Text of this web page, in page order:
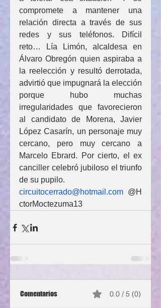
compromete a mantener una
relación directa a través de sus
redes y sus teléfonos. Difícil
reto… Lía Limón, alcaldesa en
Álvaro Obregón quien aspiraba a
la reelección y resultó derrotada,
advirtió que impugnará la elección
porque hubo muchas
irregularidades que favorecieron
al candidato de Morena, Javier
López Casarín, un personaje muy
cercano, pero muy cercano a
Marcelo Ebrard. Por cierto, el ex
canciller celebró jubiloso el triunfo
de su pupilo.
circuitocerrado@hotmail.com @H
ctorMoctezuma13
Comentarios 0.0 / 5 (0)